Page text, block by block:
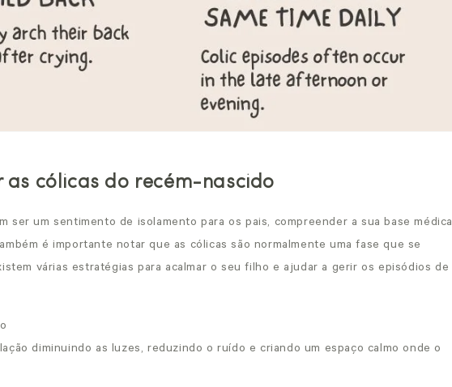
as cólicas do recém-nascido
ser um sentimento de isolamento para os pais, compreender a sua base médica
é importante notar que as cólicas são normalmente uma fase que se
várias estratégias para acalmar o seu filho e ajudar a gerir os episódios de
diminuindo as luzes, reduzindo o ruído e criando um espaço calmo onde o